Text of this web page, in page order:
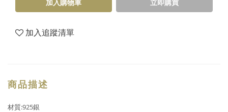
加入購物車 立即購買
加入追蹤清單
商品描述
材質:925銀